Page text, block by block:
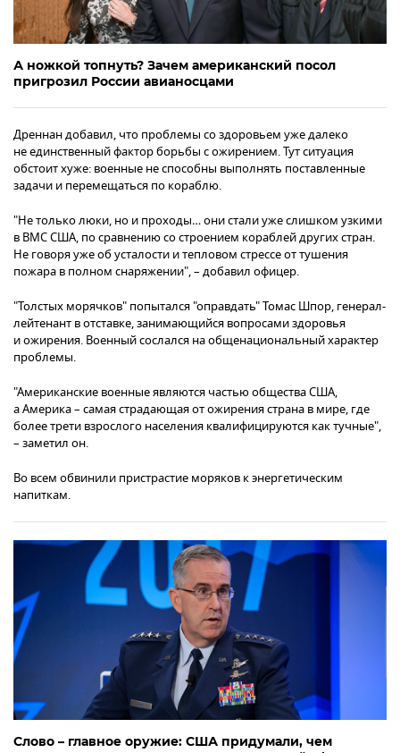
А ножкой топнуть? Зачем американский посол
пригрозил России авианосцами
Дреннан добавил, что проблемы со здоровьем уже далеко
не единственный фактор борьбы с ожирением. Тут ситуация
обстоит хуже: военные не способны выполнять поставленные
задачи и перемещаться по кораблю.
"Не только люки, но и проходы… они стали уже слишком узкими
в ВМС США, по сравнению со строением кораблей других стран.
Не говоря уже об усталости и тепловом стрессе от тушения
пожара в полном снаряжении", – добавил офицер.
"Толстых морячков" попытался "оправдать" Томас Шпор, генерал-
лейтенант в отставке, занимающийся вопросами здоровья
и ожирения. Военный сослался на общенациональный характер
проблемы.
"Американские военные являются частью общества США,
а Америка – самая страдающая от ожирения страна в мире, где
более трети взрослого населения квалифицируются как тучные",
– заметил он.
Во всем обвинили пристрастие моряков к энергетическим
напиткам.
Слово – главное оружие: США придумали, чем